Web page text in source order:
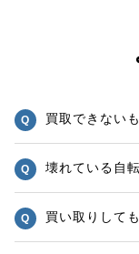
買取できない
壊れている自
買い取りして